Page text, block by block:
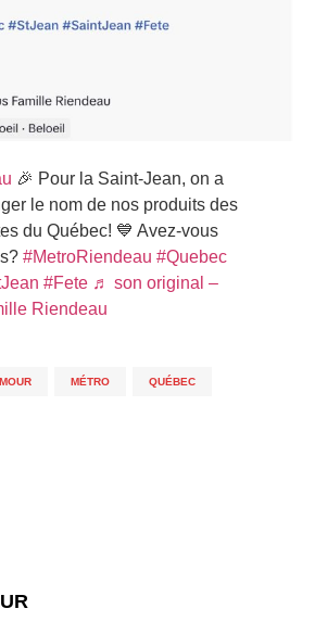
🎉 Pour la Saint-Jean, on a
le nom de nos produits des
du Québec! 💙 Avez-vous
#MetroRiendeau #Quebec
#Fete ♬ son original –
Riendeau
MÉTRO QUÉBEC